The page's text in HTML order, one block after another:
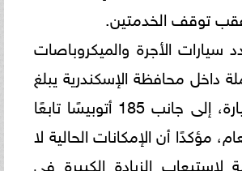
عقب توقف الخدمتين.
الأجرة والميكروباصات
داخل محافظة الإسكندرية يبلغ
نحو 6589 سيارة، إلى جانب 185 أتوبيسًا تابعًا
مؤكدًا أن الإمكانات الحالية لا
لاستيعاب الزيادة الكبيرة في